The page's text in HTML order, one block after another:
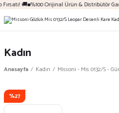
🚚 %100 Orijinal Ürün & Distribütör
Kadın
Anasayfa Kadın Missoni - Mis 0132/S -
%27